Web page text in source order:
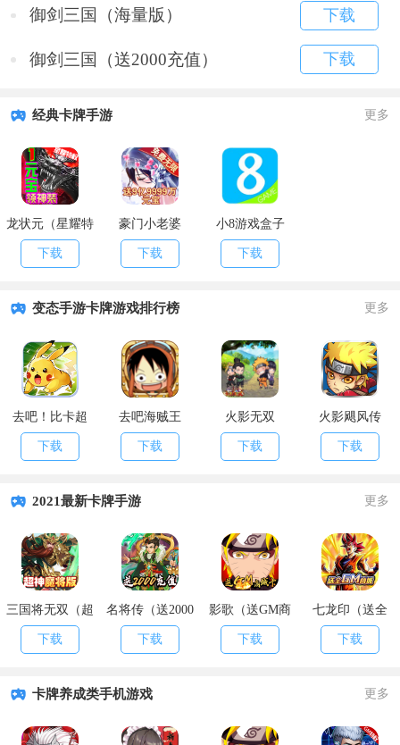
御剑三国（海量版） 下载
御剑三国（送2000充值） 下载
经典卡牌手游 更多
龙状元（星耀特
权）
下载
豪门小老婆
（GM版）
下载
小8游戏盒子
下载
变态手游卡牌游戏排行榜 更多
去吧！比卡超
下载
去吧海贼王
下载
火影无双
下载
火影飓风传
下载
2021最新卡牌手游 更多
三国将无双（超
神魔将版）
下载
名将传（送2000
充值）
下载
影歌（送GM商
城卡）
下载
七龙印（送全
GM商城）
下载
卡牌养成类手机游戏 更多